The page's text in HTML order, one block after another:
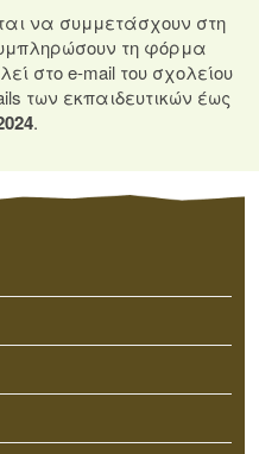
να συμμετάσχουν στη
τη φόρμα
στο e-mail του σχολείου
των εκπαιδευτικών έως
.